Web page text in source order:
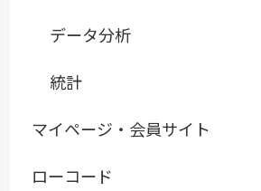
データ分析
統計
マイページ・会員サイト
ローコード